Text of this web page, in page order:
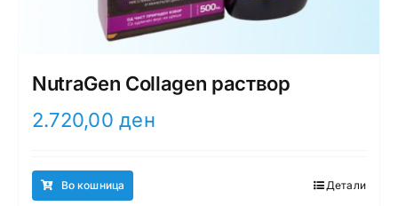
NutraGen Collagen раствор
2.720,00ден
Во кошница Детали